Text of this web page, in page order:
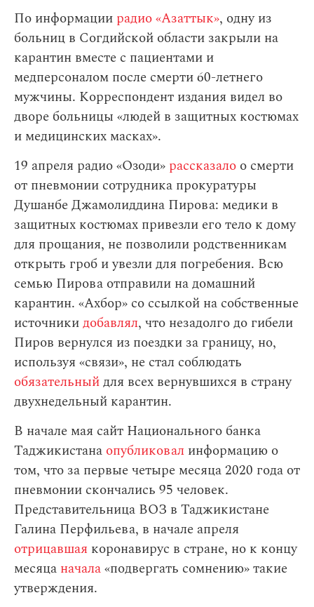
По информации радио «Азаттык», одну из
больниц в Согдийской области закрыли на
карантин вместе с пациентами и
медперсоналом после смерти 60-летнего
мужчины. Корреспондент издания видел во
дворе больницы «людей в защитных костюмах
и медицинских масках».
19 апреля радио «Озоди» рассказало о смерти
от пневмонии сотрудника прокуратуры
Душанбе Джамолиддина Пирова: медики в
защитных костюмах привезли его тело к дому
для прощания, не позволили родственникам
открыть гроб и увезли для погребения. Всю
семью Пирова отправили на домашний
карантин. «Ахбор» со ссылкой на собственные
источникидобавлял, что незадолго до гибели
Пиров вернулся из поездки за границу, но,
используя «связи», не стал соблюдать
обязательныйдля всех вернувшихся в страну
двухнедельный карантин.
В начале мая сайт Национального банка
Таджикистана опубликовал информацию о
том, что за первые четыре месяца 2020 года от
пневмонии скончались 95 человек.
Представительница ВОЗ в Таджикистане
Галина Перфильева, в начале апреля
отрицавшая коронавирус в стране, но к концу
месяца начала«подвергать сомнению» такие
утверждения.